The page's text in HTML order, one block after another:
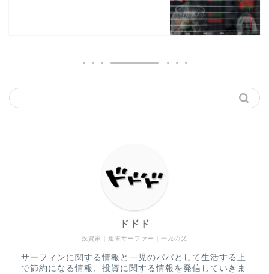
投資家｜週末サーファー｜一児の父
ドドド
サーフィンに関する情報と一児のパパとして生活する上
で節約になる情報、投資に関する情報を発信していきま